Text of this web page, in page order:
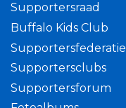
Supportersraad
Buffalo Kids Club
Supportersfederatie
Supportersclubs
Supportersforum